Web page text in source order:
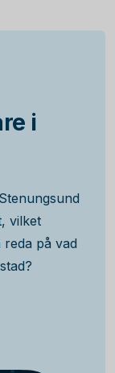
i
vilket
reda på vad